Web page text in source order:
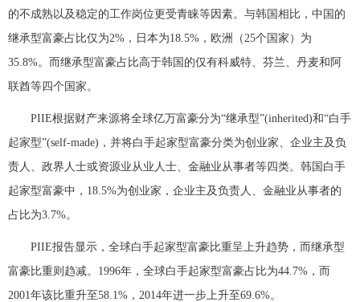
的不成熟以及稳定的工作岗位更受青睐等因素。与韩国相比，中国的
继承型富豪占比仅为2%，日本为18.5%，欧洲（25个国家）为
35.8%。而继承型富豪占比高于韩国的仅有科威特、芬兰、丹麦和阿
联酋等四个国家。
PIIE根据财产来源将全球亿万富豪分为“继承型”(inherited)和“白手
起家型”(self-made)，并将白手起家型富豪分类为创业家、企业主及负
责人、政界人士或资源业从业人士、金融业从事者等四类。韩国白手
起家型富豪中，18.5%为创业家，企业主及负责人、金融业从事者的
占比为3.7%。
PIIE报告显示，全球白手起家型富豪比重呈上升趋势，而继承型
富豪比重则趋减。1996年，全球白手起家型富豪占比为44.7%，而
2001年该比重升至58.1%，2014年进一步上升至69.6%。